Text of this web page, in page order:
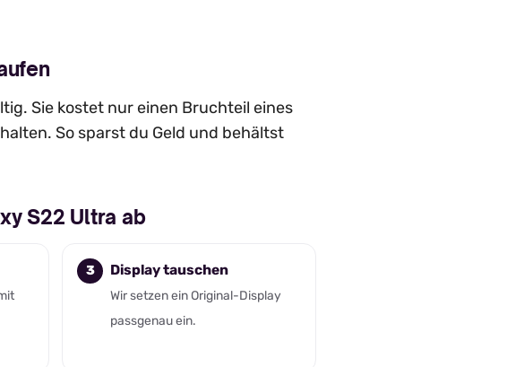
Sie kostet nur einen Bruchteil eines
So sparst du Geld und behältst
S22 Ultra ab
Display tauschen
Wir setzen ein Original-Display
passgenau ein.